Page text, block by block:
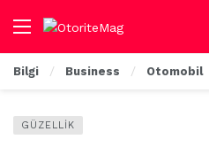
Bilgi Business Otomobil
GÜZELLIK